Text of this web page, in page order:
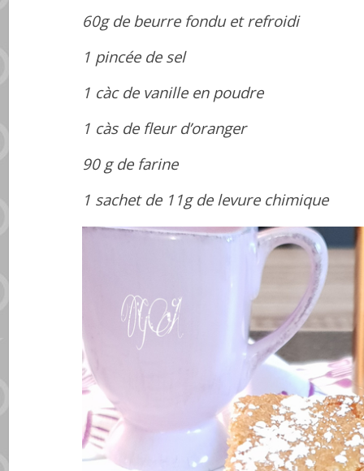
60g de beurre fondu et refroidi
1 pincée de sel
1 càc de vanille en poudre
1 càs de fleur d’oranger
90 g de farine
1 sachet de 11g de levure chimique